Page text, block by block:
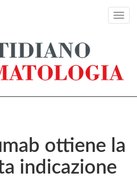
ottiene la
indicazione